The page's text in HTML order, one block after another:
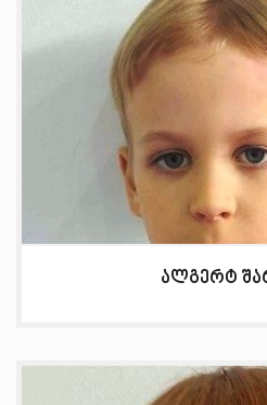
ალგერტ